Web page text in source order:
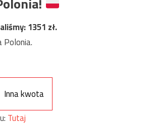
1351 zł.
Polonia.
Inna kwota
Tutaj